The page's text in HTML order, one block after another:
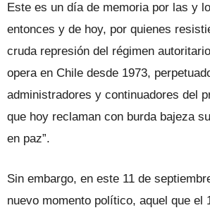
Este es un día de memoria por las y
entonces y de hoy, por quienes
cruda represión del régimen
opera en Chile desde 1973,
administradores y continuadores del
que hoy reclaman con burda bajeza
en paz”.
Sin embargo, en este 11 de
nuevo momento político, aquel que el